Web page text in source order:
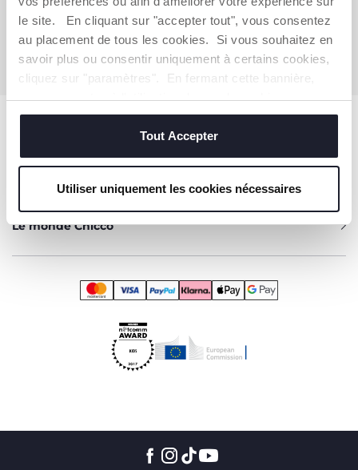
le site. En cliquant sur "accepter tout", vous consentez
au placement de tous les cookies. Si vous souhaitez en
savoir plus ou consentir uniquement à certains cookies,
cliquez sur "paramètres". En fermant cette bannière,
vous consentez à l'utilisation des seuls cookies
techniques, qui sont essentiels au service demandé.
Tout Accepter
Utiliser uniquement les cookies nécessaires
CONTACTER ?
Service Client [coût appel local]
0809 542 125
Aide
Services
Le monde Chicco